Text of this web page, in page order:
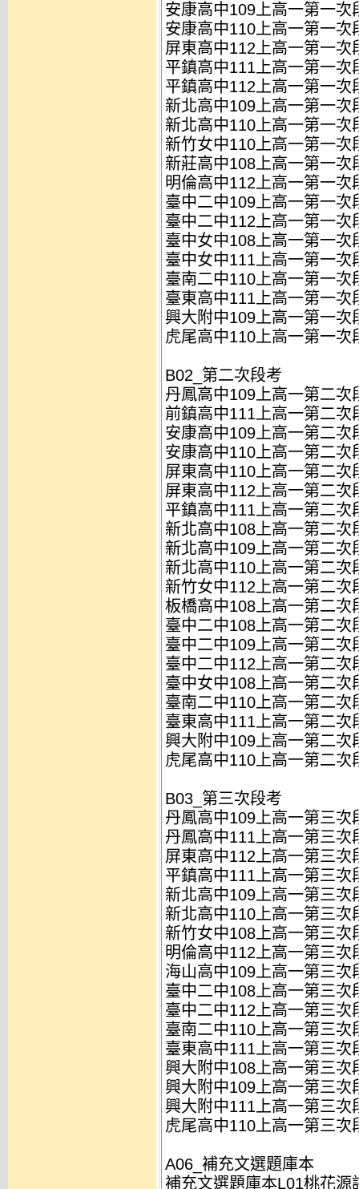
安康高中109上高一第一次
安康高中110上高一第一次
屏東高中112上高一第一次
平鎮高中111上高一第一次
平鎮高中112上高一第一次
新北高中109上高一第一次
新北高中110上高一第一次
新竹女中110上高一第一次
新莊高中108上高一第一次
明倫高中112上高一第一次
臺中二中109上高一第一次
臺中二中112上高一第一次
臺中女中108上高一第一次
臺中女中111上高一第一次
臺南二中110上高一第一次
臺東高中111上高一第一次
興大附中109上高一第一次
虎尾高中110上高一第一次
B02_第二次段考
丹鳳高中109上高一第二次
前鎮高中111上高一第二次
安康高中109上高一第二次
安康高中110上高一第二次
屏東高中110上高一第二次
屏東高中112上高一第二次
平鎮高中111上高一第二次
新北高中108上高一第二次
新北高中109上高一第二次
新北高中110上高一第二次
新竹女中112上高一第二次
板橋高中108上高一第二次
臺中二中108上高一第二次
臺中二中109上高一第二次
臺中二中112上高一第二次
臺中女中108上高一第二次
臺南二中110上高一第二次
臺東高中111上高一第二次
興大附中109上高一第二次
虎尾高中110上高一第二次
B03_第三次段考
丹鳳高中109上高一第三次
丹鳳高中111上高一第三次
屏東高中112上高一第三次
平鎮高中111上高一第三次
新北高中109上高一第三次
新北高中110上高一第三次
新竹女中108上高一第三次
明倫高中112上高一第三次
海山高中109上高一第三次
臺中二中108上高一第三次
臺中二中112上高一第三次
臺南二中110上高一第三次
臺東高中111上高一第三次
興大附中108上高一第三次
興大附中109上高一第三次
興大附中111上高一第三次
虎尾高中110上高一第三次
A06_補充文選題庫本
補充文選題庫本L01桃花源